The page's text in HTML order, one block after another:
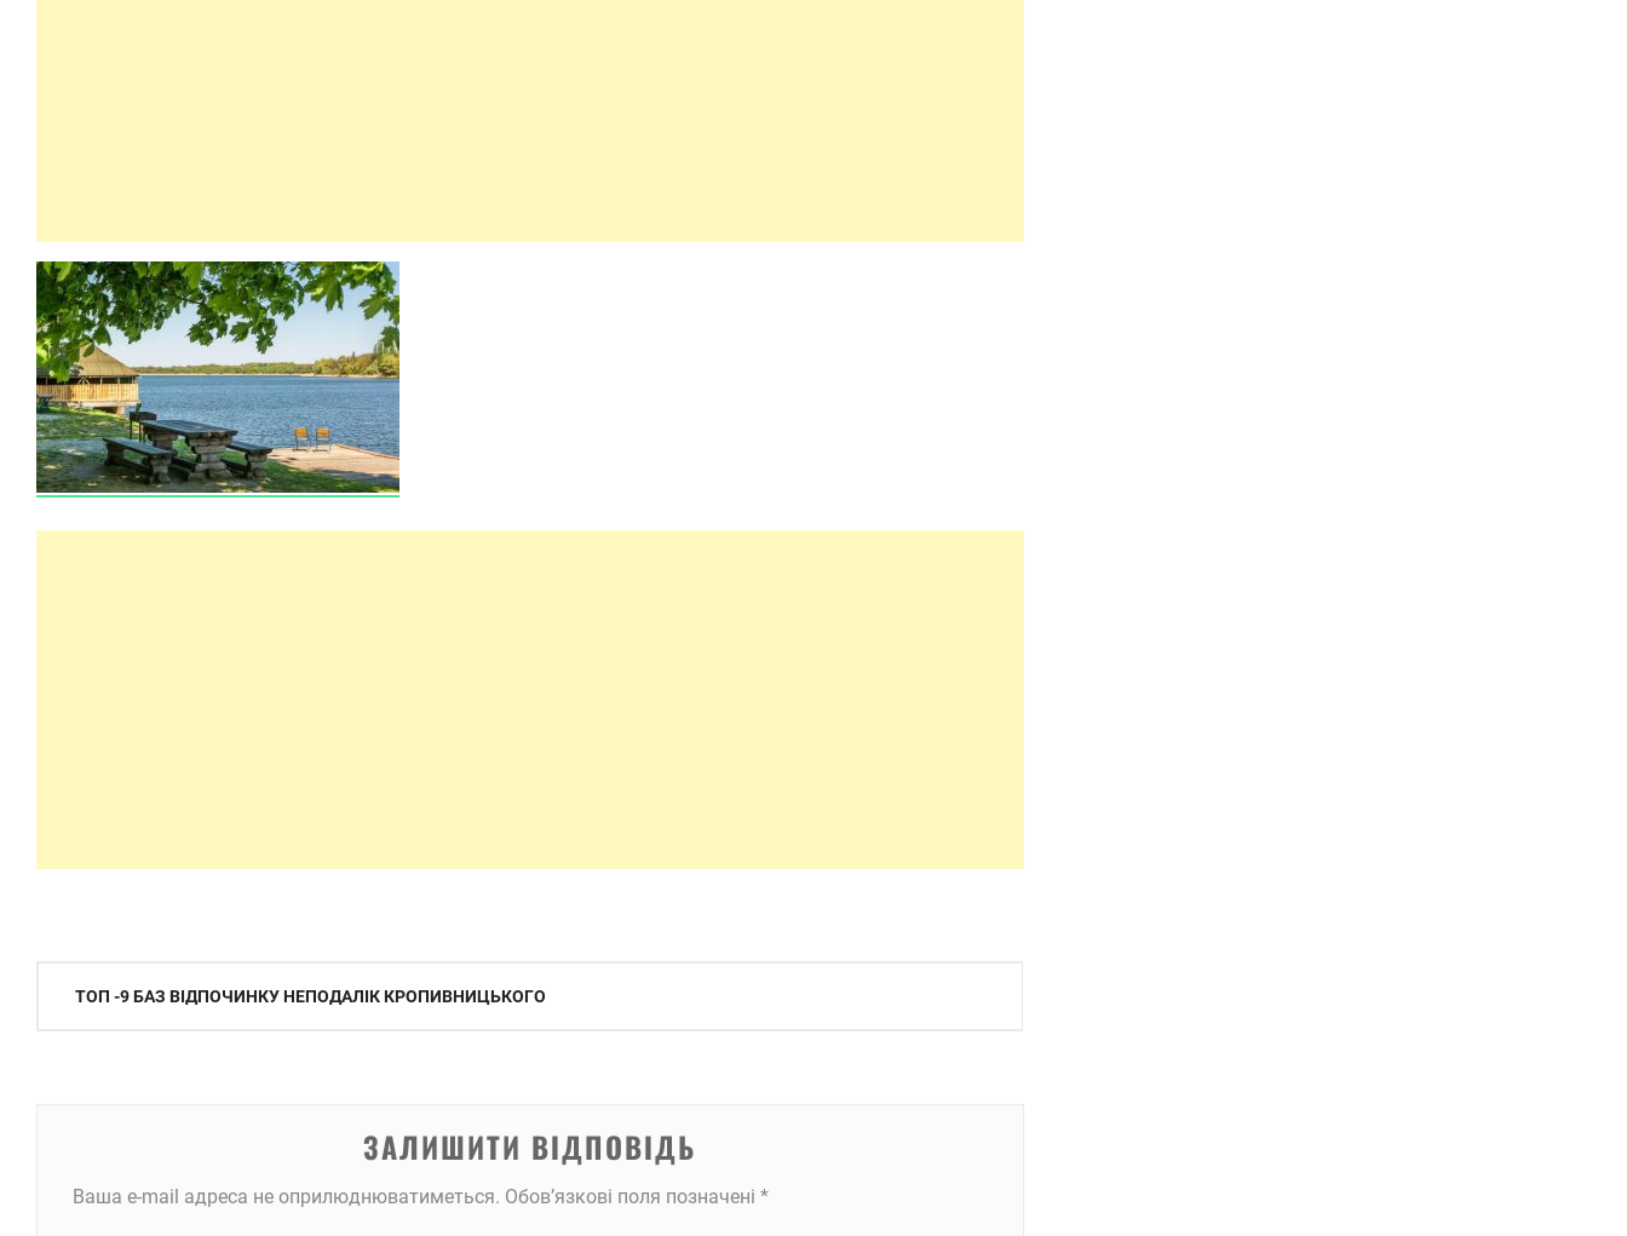
Навігація
ТОП -9 БАЗ ВІДПОЧИНКУ НЕПОДАЛІК КРОПИВНИЦЬКОГО
ЗАЛИШИТИ ВІДПОВІДЬ
Ваша e-mail адреса не оприлюднюватиметься. Обов’язкові поля позначені *